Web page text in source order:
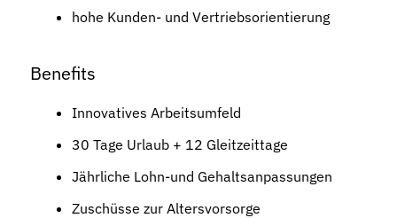
hohe Kunden- und Vertriebsorientierung
Benefits
Innovatives Arbeitsumfeld
30 Tage Urlaub + 12 Gleitzeittage
Jährliche Lohn-und Gehaltsanpassungen
Zuschüsse zur Altersvorsorge